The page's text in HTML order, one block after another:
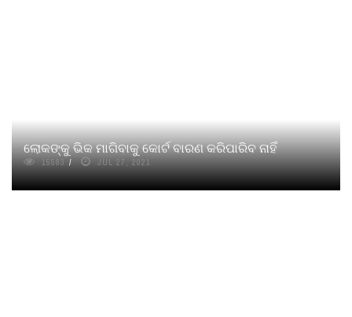
ଲୋକଙ୍କୁ ଭିକ ମାଗିବାକୁ କୋର୍ଟ ବାରଣ କରିପାରିବ ନାହିଁ
15583 JUL 27, 2021